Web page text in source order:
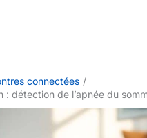
connectées
: détection de l’apnée du